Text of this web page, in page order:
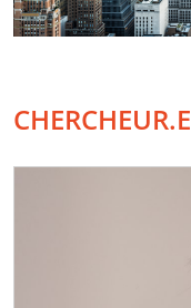
CHERCHEUR.E